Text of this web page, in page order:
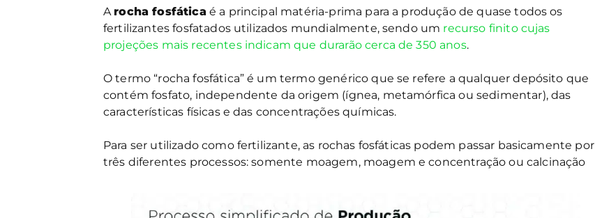
A rocha fosfáticaé a principal matéria-prima para a produção de quase todos os
fertilizantes fosfatados utilizados mundialmente, sendo um recurso finito cujas
projeções mais recentes indicam que durarão cerca de 350 anos.
O termo “rocha fosfática” é um termo genérico que se refere a qualquer depósito que
contém fosfato, independente da origem (ígnea, metamórfica ou sedimentar), das
características físicas e das concentrações químicas.
Para ser utilizado como fertilizante, as rochas fosfáticas podem passar basicamente por
três diferentes processos: somente moagem, moagem e concentração ou calcinação